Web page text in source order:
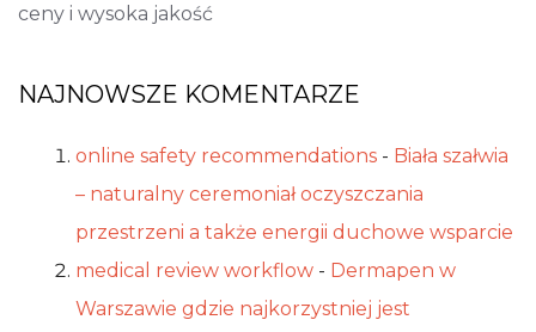
ceny i wysoka jakość
NAJNOWSZE KOMENTARZE
online safety recommendations - Biała szałwia
– naturalny ceremoniał oczyszczania
przestrzeni a także energii duchowe wsparcie
medical review workflow - Dermapen w
Warszawie gdzie najkorzystniej jest